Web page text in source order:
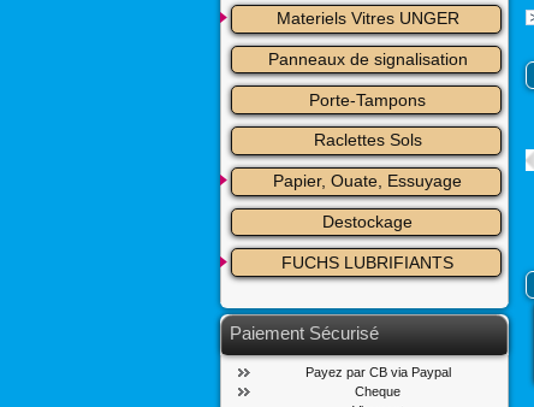
Materiels Vitres UNGER
Panneaux de signalisation
Porte-Tampons
Raclettes Sols
Papier, Ouate, Essuyage
Destockage
FUCHS LUBRIFIANTS
Paiement Sécurisé
Payez par CB via Paypal
Cheque